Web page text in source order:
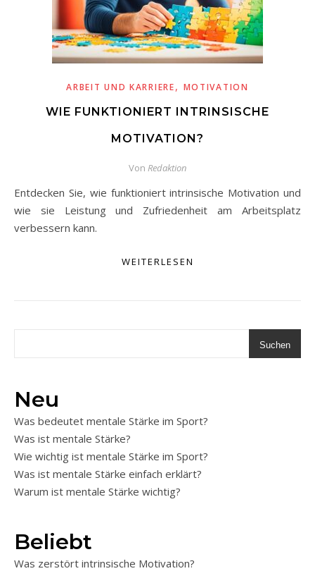
ARBEIT UND KARRIERE, MOTIVATION
WIE FUNKTIONIERT INTRINSISCHE
MOTIVATION?
Von Redaktion
Entdecken Sie, wie funktioniert intrinsische Motivation und
wie sie Leistung und Zufriedenheit am Arbeitsplatz
verbessern kann.
WEITERLESEN
Suchen
Neu
Was bedeutet mentale Stärke im Sport?
Was ist mentale Stärke?
Wie wichtig ist mentale Stärke im Sport?
Was ist mentale Stärke einfach erklärt?
Warum ist mentale Stärke wichtig?
Beliebt
Was zerstört intrinsische Motivation?